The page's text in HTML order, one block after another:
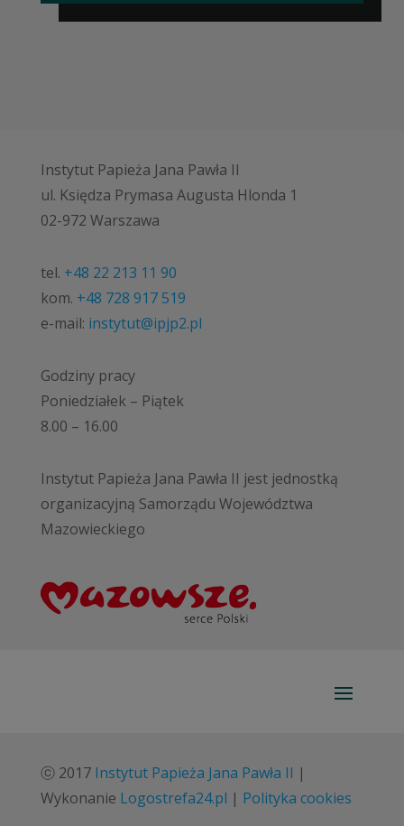
Instytut Papieża Jana Pawła II
ul. Księdza Prymasa Augusta Hlonda 1
02-972 Warszawa
tel. +48 22 213 11 90
kom. +48 728 917 519
e-mail: instytut@ipjp2.pl
Godziny pracy
Poniedziałek – Piątek
8.00 – 16.00
Instytut Papieża Jana Pawła II jest jednostką
organizacyjną Samorządu Województwa
Mazowieckiego
ⓒ 2017 Instytut Papieża Jana Pawła II |
Wykonanie Logostrefa24.pl | Polityka cookies